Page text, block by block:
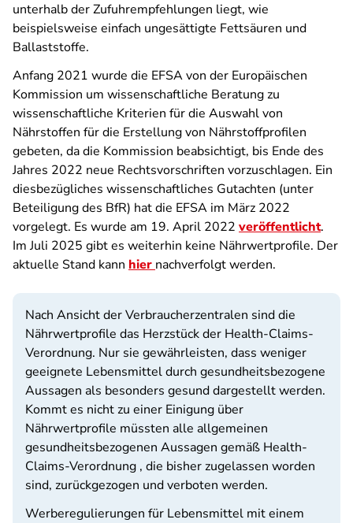
unterhalb der Zufuhrempfehlungen liegt, wie
beispielsweise einfach ungesättigte Fettsäuren und
Ballaststoffe.
Anfang 2021 wurde die EFSA von der Europäischen
Kommission um wissenschaftliche Beratung zu
wissenschaftliche Kriterien für die Auswahl von
Nährstoffen für die Erstellung von Nährstoffprofilen
gebeten, da die Kommission beabsichtigt, bis Ende des
Jahres 2022 neue Rechtsvorschriften vorzuschlagen. Ein
diesbezügliches wissenschaftliches Gutachten (unter
Beteiligung des BfR) hat die EFSA im März 2022
vorgelegt. Es wurde am 19. April 2022 veröffentlicht.
Im Juli 2025 gibt es weiterhin keine Nährwertprofile. Der
aktuelle Stand kann hier nachverfolgt werden.
Nach Ansicht der Verbraucherzentralen sind die
Nährwertprofile das Herzstück der Health-Claims-
Verordnung. Nur sie gewährleisten, dass weniger
geeignete Lebensmittel durch gesundheitsbezogene
Aussagen als besonders gesund dargestellt werden.
Kommt es nicht zu einer Einigung über
Nährwertprofile müssten alle allgemeinen
gesundheitsbezogenen Aussagen gemäß Health-
Claims-Verordnung , die bisher zugelassen worden
sind, zurückgezogen und verboten werden.
Werberegulierungen für Lebensmittel mit einem